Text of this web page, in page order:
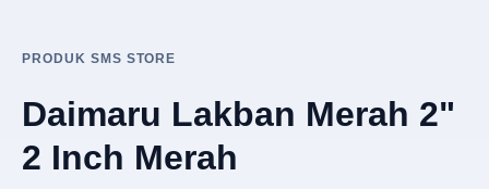
PRODUK SMS STORE
Daimaru Lakban Merah 2"
2 Inch Merah